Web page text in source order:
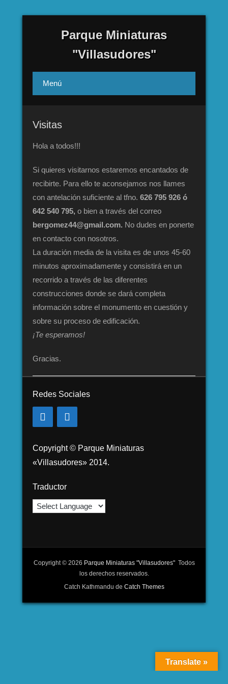
Parque Miniaturas
"Villasudores"
Menú
Visitas
Hola a todos!!!
Si quieres visitarnos estaremos encantados de
recibirte. Para ello te aconsejamos nos llames
con antelación suficiente al tfno. 626 795 926 ó
642 540 795, o bien a través del correo
bergomez44@gmail.com. No dudes en ponerte
en contacto con nosotros.
La duración media de la visita es de unos 45-60
minutos aproximadamente y consistirá en un
recorrido a través de las diferentes
construcciones donde se dará completa
información sobre el monumento en cuestión y
sobre su proceso de edificación.
¡Te esperamos!
Gracias.
Redes Sociales
Copyright © Parque Miniaturas
«Villasudores» 2014.
Traductor
Copyright © 2026 Parque Miniaturas "Villasudores"Todos
los derechos reservados.
Catch Kathmandu de Catch Themes
Translate »